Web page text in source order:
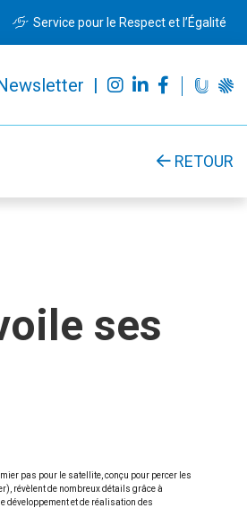
Service pour le Respect et l’Égalité
|
RETOUR
ses
pas pour le satellite, conçu pour percer les
révèlent de nombreux détails grâce à
développement et de réalisation des